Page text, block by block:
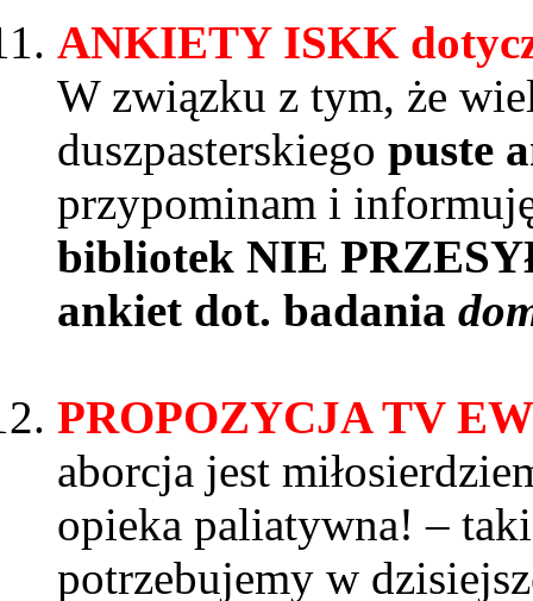
ANKIETY ISKK
W związku z tym, że
duszpasterskiego puste
przypominam i
bibliotek NIE
ankiet dot. badania
PROPOZYCJA TV
aborcja jest
opieka paliatywna! –
potrzebujemy w